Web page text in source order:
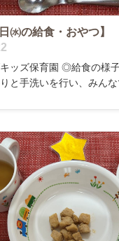
㈬の給食・おやつ】
ッズ保育園 ◎給食の様
と手洗いを行い、みん